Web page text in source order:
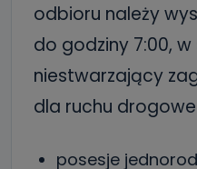
odbioru należy
do godziny 7:00,
niestwarzający
dla ruchu
posesje